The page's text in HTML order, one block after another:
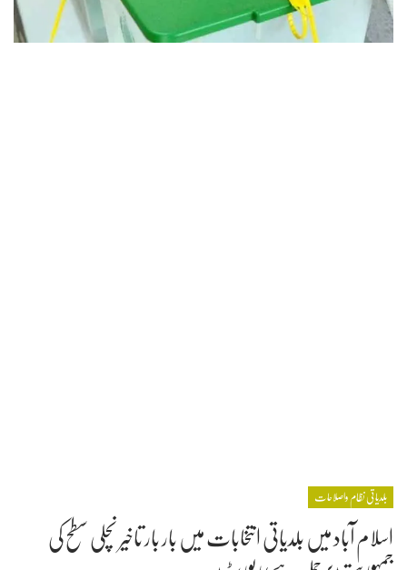
بلدیاتی نظام واصلاحات
اسلام آباد میں بلدیاتی انتخابات میں بار بار تاخیر نچلی سطح کی
جمہوریت پر حملہ ہے، رپورٹ